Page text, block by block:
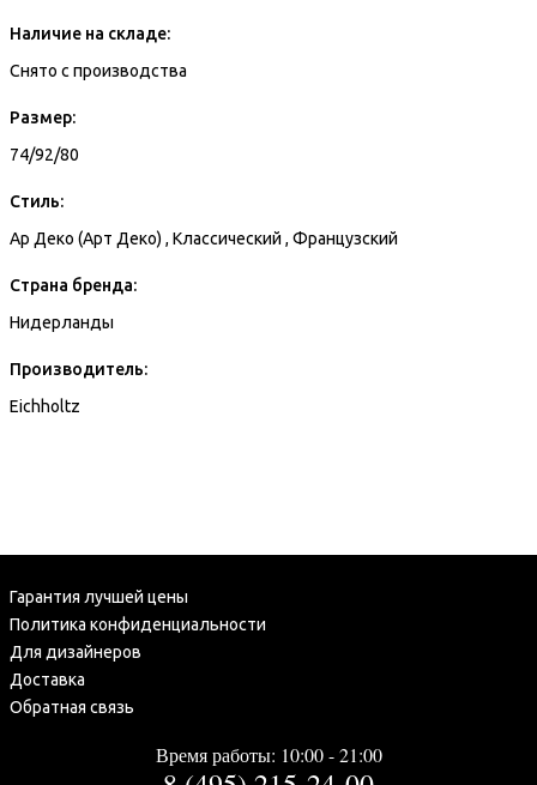
Наличие на складе:
Снято с производства
Размер:
74/92/80
Стиль:
Ар Деко (Арт Деко) , Классический , Французский
Страна бренда:
Нидерланды
Производитель:
Eichholtz
Гарантия лучшей цены
Политика конфиденциальности
Для дизайнеров
Доставка
Обратная связь
Время работы: 10:00 - 21:00